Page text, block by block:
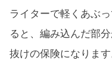
ライターで軽くあぶ
ると、編み込んだ部
抜けの保険になりま